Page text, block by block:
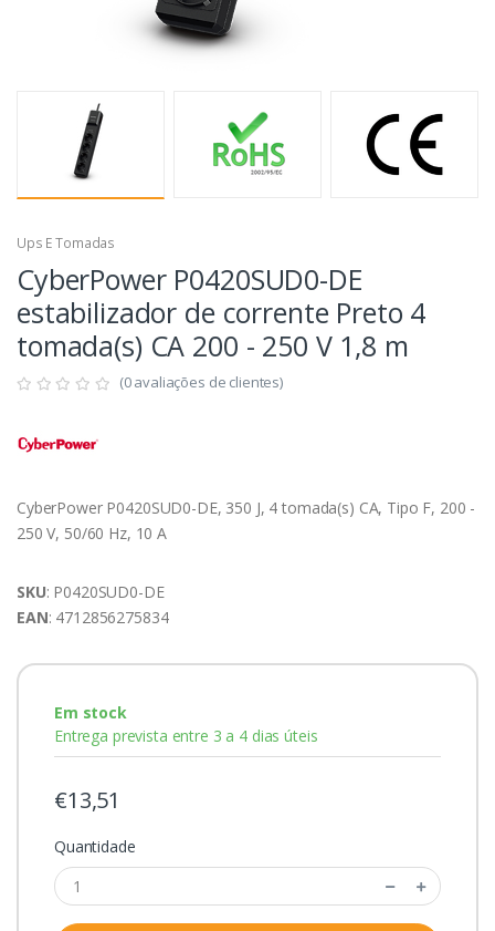
Ups E Tomadas
CyberPower P0420SUD0-DE
estabilizador de corrente Preto 4
tomada(s) CA 200 - 250 V 1,8 m
(0 avaliações de clientes)
CyberPower P0420SUD0-DE, 350 J, 4 tomada(s) CA, Tipo F, 200 -
250 V, 50/60 Hz, 10 A
SKU: P0420SUD0-DE
EAN: 4712856275834
Em stock
Entrega prevista entre 3 a 4 dias úteis
€13,51
Quantidade